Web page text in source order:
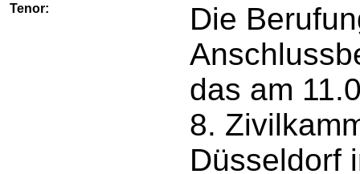
Tenor:
Die
das am
8.
Düsseldorf